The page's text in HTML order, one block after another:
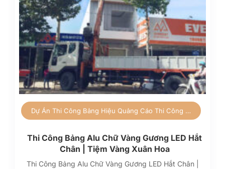
Dự Án Thi Công Bảng Hiệu Quảng Cáo Thi Công Quảng Cáo
Thi Công Bảng Alu Chữ Vàng Gương LED Hắt
Chân | Tiệm Vàng Xuân Hoa
Thi Công Bảng Alu Chữ Vàng Gương LED Hắt Chân |